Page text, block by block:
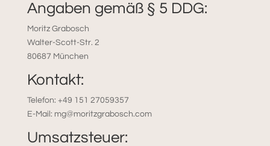
Angaben gemäß § 5 DDG:
Moritz Grabosch
Walter-Scott-Str. 2
80687 München
Kontakt:
Telefon: +49 151 27059357
E-Mail: mg@moritzgrabosch.com
Umsatzsteuer: